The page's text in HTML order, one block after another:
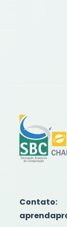
Contato: